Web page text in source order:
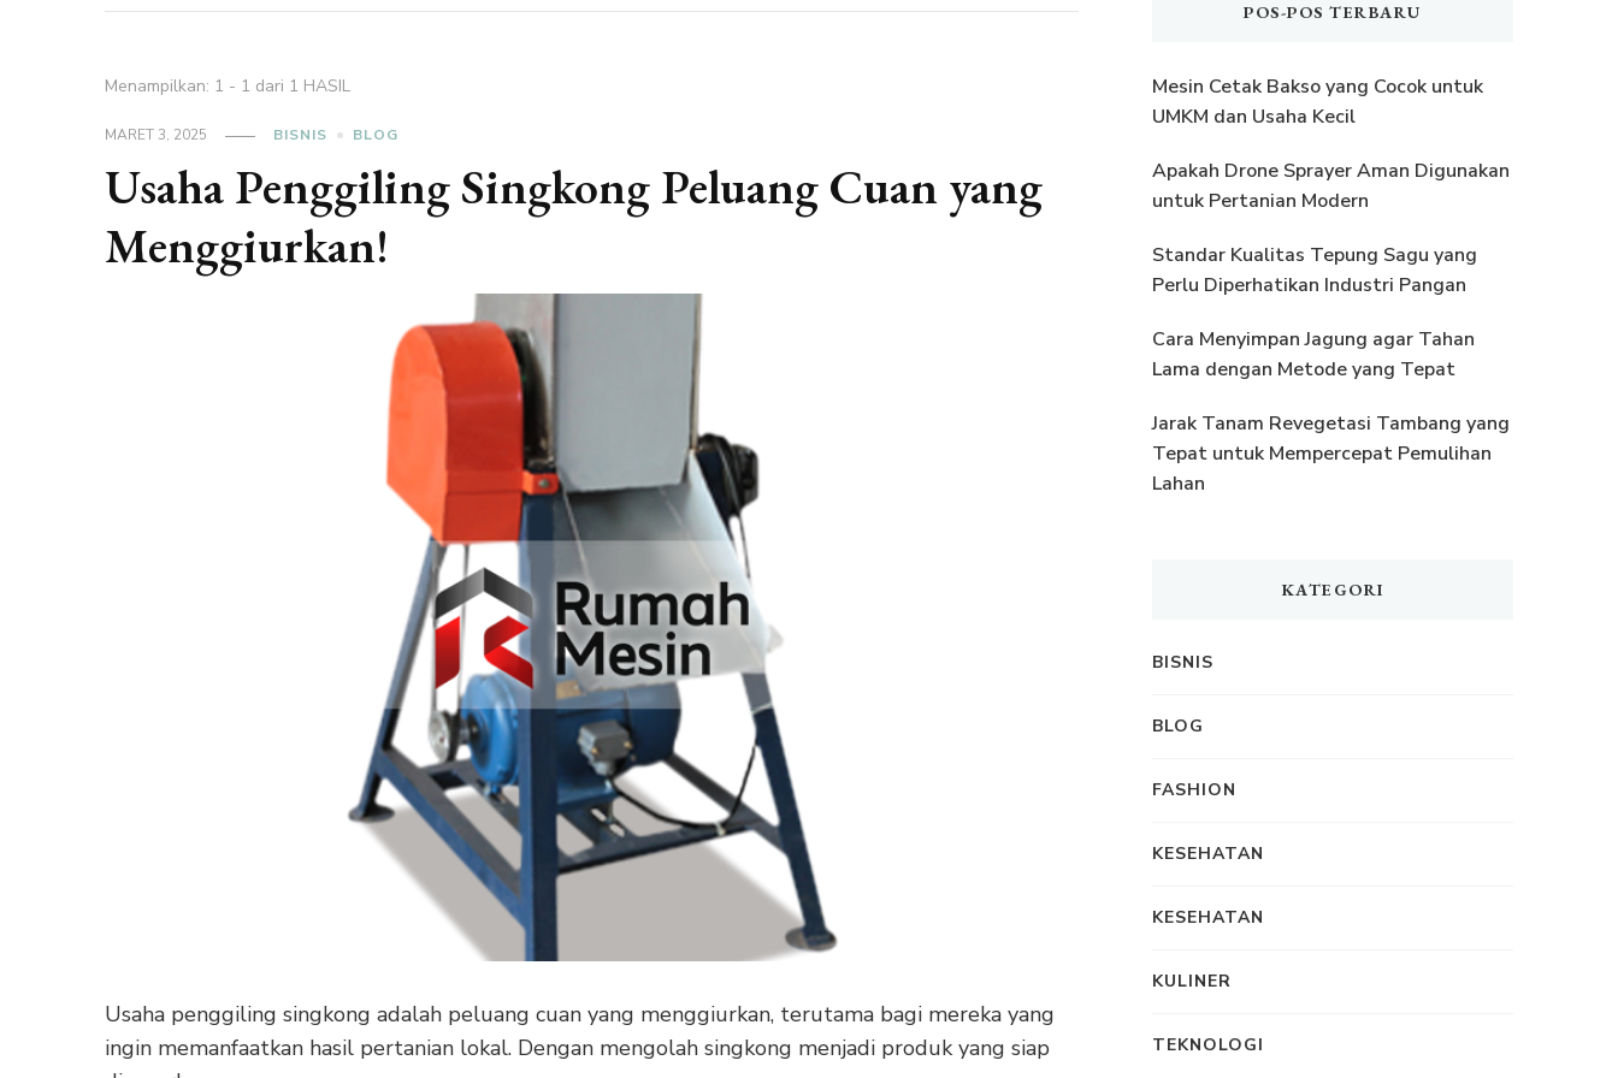
Menampilkan: 1 - 1 dari 1 HASIL
MARET 3, 2025 BISNIS BLOG
Usaha Penggiling Singkong Peluang Cuan yang
Menggiurkan!
Usaha penggiling singkong adalah peluang cuan yang menggiurkan, terutama bagi mereka yang
ingin memanfaatkan hasil pertanian lokal. Dengan mengolah singkong menjadi produk yang siap
POS-POS TERBARU
Mesin Cetak Bakso yang Cocok untuk
UMKM dan Usaha Kecil
Apakah Drone Sprayer Aman Digunakan
untuk Pertanian Modern
Standar Kualitas Tepung Sagu yang
Perlu Diperhatikan Industri Pangan
Cara Menyimpan Jagung agar Tahan
Lama dengan Metode yang Tepat
Jarak Tanam Revegetasi Tambang yang
Tepat untuk Mempercepat Pemulihan
Lahan
KATEGORI
BISNIS
BLOG
FASHION
KESEHATAN
KESEHATAN
KULINER
TEKNOLOGI